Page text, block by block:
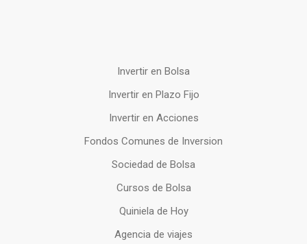
Invertir en Bolsa
Invertir en Plazo Fijo
Invertir en Acciones
Fondos Comunes de Inversion
Sociedad de Bolsa
Cursos de Bolsa
Quiniela de Hoy
Agencia de viajes